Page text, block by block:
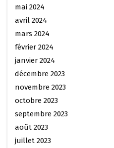
mai 2024
avril 2024
mars 2024
février 2024
janvier 2024
décembre 2023
novembre 2023
octobre 2023
septembre 2023
août 2023
juillet 2023